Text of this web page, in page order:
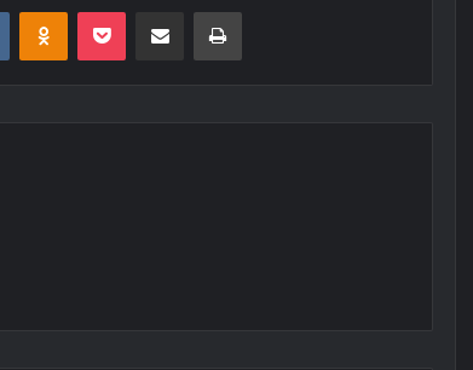
VKontakteOdnoklassniki
Pocket E-Posta ile paylaş Yazdır